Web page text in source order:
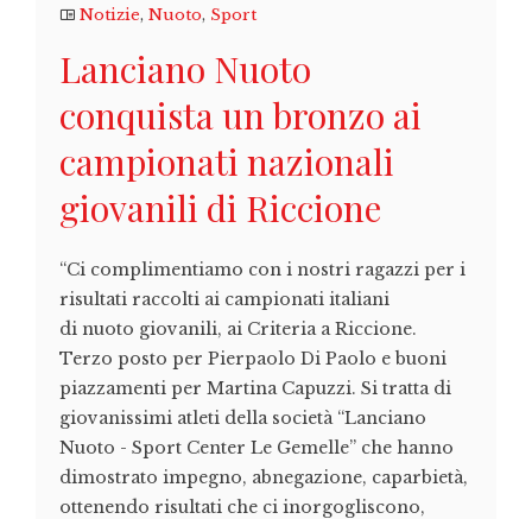
Notizie, Nuoto, Sport
Lanciano Nuoto
conquista un bronzo ai
campionati nazionali
giovanili di Riccione
“Ci complimentiamo con i nostri ragazzi per i
risultati raccolti ai campionati italiani
di nuoto giovanili, ai Criteria a Riccione.
Terzo posto per Pierpaolo Di Paolo e buoni
piazzamenti per Martina Capuzzi. Si tratta di
giovanissimi atleti della società “Lanciano
Nuoto - Sport Center Le Gemelle” che hanno
dimostrato impegno, abnegazione, caparbietà,
ottenendo risultati che ci inorgogliscono,